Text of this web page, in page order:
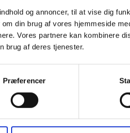
og annoncer, til at vise dig
din brug af vores hjemmeside
Vores partnere kan kombinere
brug af deres tjenester.
Præferencer